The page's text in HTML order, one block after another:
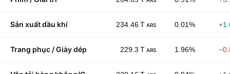
Sản xuất dầu khí 234.46 T ARS 0.01%
Trang phục / Giày dép 229.3 T ARS 1.96%